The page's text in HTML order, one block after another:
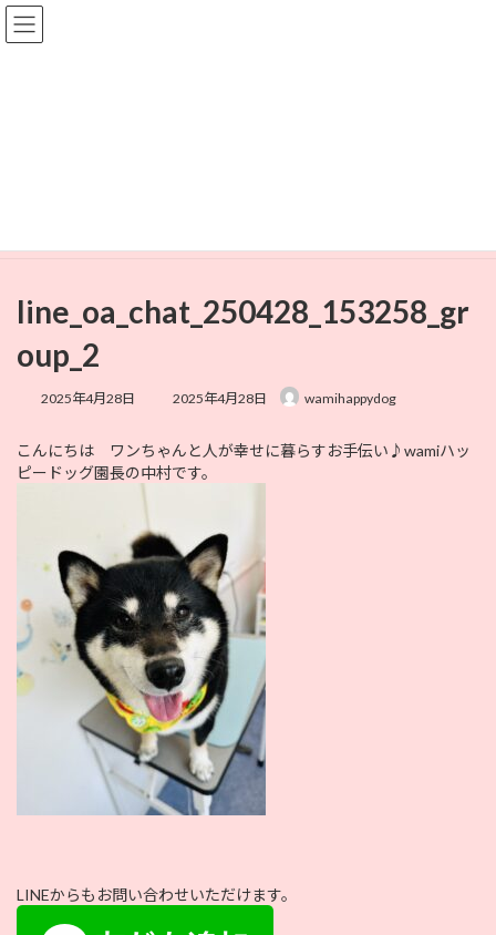
コ
ン
ナ
ビ
line_oa_chat_250428_153258_gr
oup_2
2025年4月28日
最
新
日
2025年4月28日 wamihappydog
こんにちは ワンちゃんと人が幸せに暮らすお手伝い♪wamiハッ
ピードッグ園長の中村です。
LINEからもお問い合わせいただけます。